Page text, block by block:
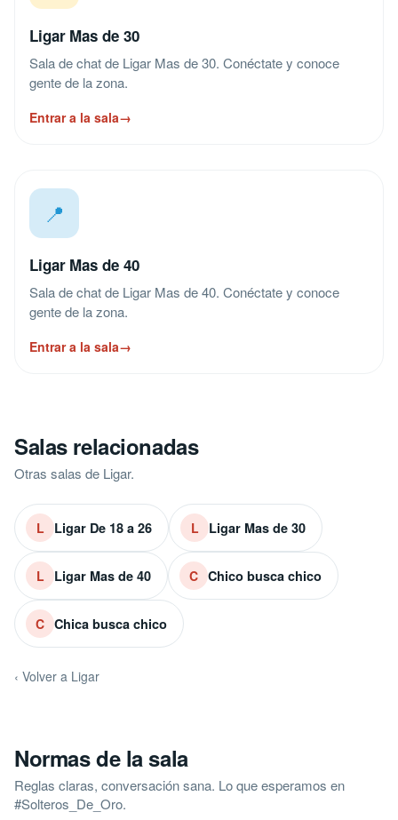
Ligar Mas de 30
Sala de chat de Ligar Mas de 30. Conéctate y conoce
gente de la zona.
Entrar a la sala→
📍
Ligar Mas de 40
Sala de chat de Ligar Mas de 40. Conéctate y conoce
gente de la zona.
Entrar a la sala→
Salas relacionadas
Otras salas de Ligar.
L Ligar De 18 a 26 L Ligar Mas de 30
L Ligar Mas de 40 C Chico busca chico
C Chica busca chico
‹ Volver a Ligar
Normas de la sala
Reglas claras, conversación sana. Lo que esperamos en
#Solteros_De_Oro.